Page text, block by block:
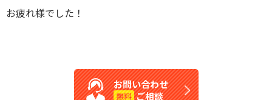
お疲れ様でした！
お問い合わせ
無料 ご相談